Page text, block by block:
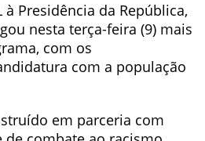
à Presidência da República,
nesta terça-feira (9) mais
com os
com a população
em parceria com